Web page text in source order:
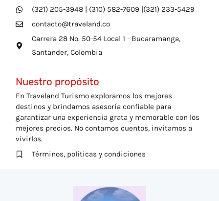
(321) 205-3948 | (310) 582-7609 |(321) 233-5429
contacto@traveland.co
Carrera 28 No. 50-54 Local 1 - Bucaramanga,
Santander, Colombia
Nuestro propósito
En Traveland Turismo exploramos los mejores
destinos y brindamos asesoría confiable para
garantizar una experiencia grata y memorable con los
mejores precios. No contamos cuentos, invitamos a
vivirlos.
Términos, políticas y condiciones